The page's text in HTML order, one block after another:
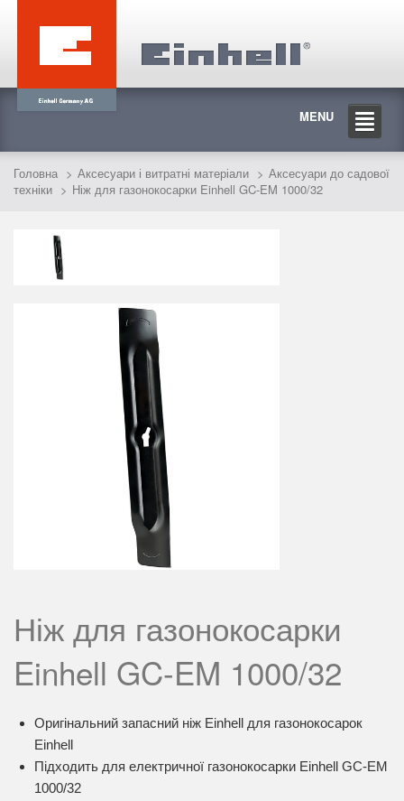
MENU
Головна Аксесуари і витратні матеріали
Аксесуари до садової
техніки
Ніж для газонокосарки Einhell GC-EM 1000/32
Ніж для газонокосарки
Einhell GC-EM 1000/32
Оригінальний запасний ніж Einhell для газонокосарок
Einhell
Підходить для електричної газонокосарки Einhell GC-EM
1000/32